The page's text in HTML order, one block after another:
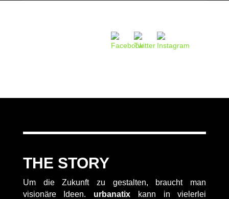
THE STORY
Um die Zukunft zu gestalten, braucht man
visionäre Ideen. urbanatix kann in vielerlei